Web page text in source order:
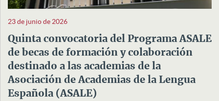
23 de junio de 2026
Quinta convocatoria del Programa ASALE
de becas de formación y colaboración
destinado a las academias de la
Asociación de Academias de la Lengua
Española (ASALE)